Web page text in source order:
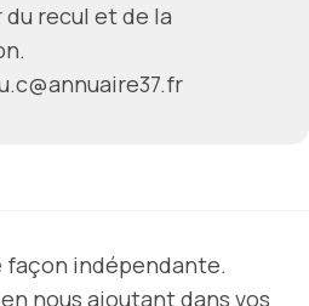
du recul et de la
façon indépendante.
nous ajoutant dans vos